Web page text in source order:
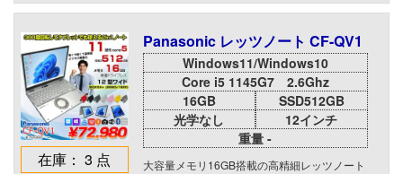
在庫： 3 点
Panasonic レッツノート CF-QV1
Windows11/Windows10
Core i5 1145G7 2.6Ghz
16GB
SSD512GB
光学なし
12インチ
重量 -
大容量メモリ16GB搭載の高精細レッツノート